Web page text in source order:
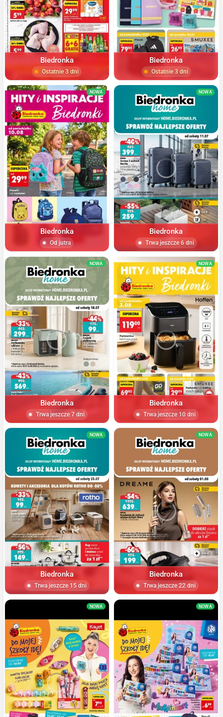
Biedronka
Ostatnie 3 dni
Biedronka
Ostatnie 3 dni
NOWA
Biedronka
Od jutra
NOWA
Biedronka
Trwa jeszcze 6 dni
NOWA
Biedronka
Trwa jeszcze 7 dni
NOWA
Biedronka
Trwa jeszcze 10 dni
NOWA
Biedronka
Trwa jeszcze 15 dni
NOWA
Biedronka
Trwa jeszcze 22 dni
NOWA NOWA